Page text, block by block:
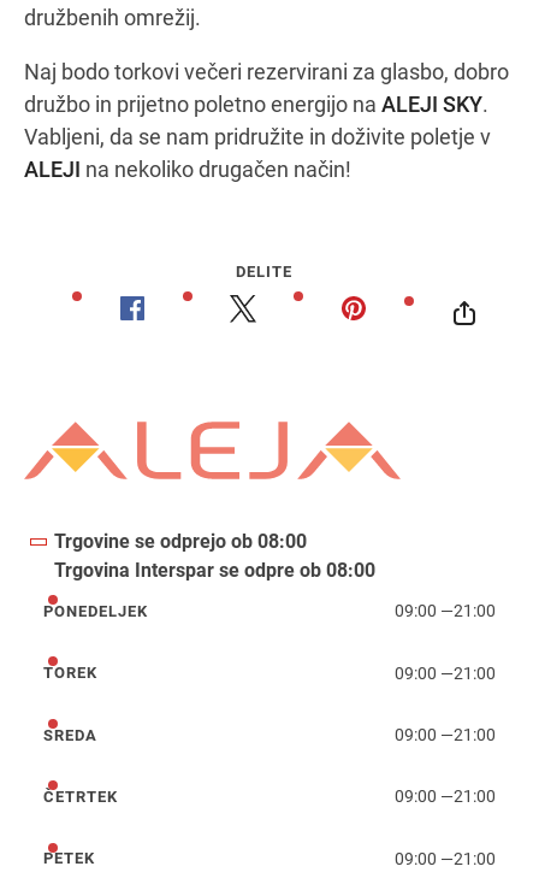
družbenih omrežij.
Naj bodo torkovi večeri rezervirani za glasbo, dobro
družbo in prijetno poletno energijo na ALEJI SKY.
Vabljeni, da se nam pridružite in doživite poletje v
ALEJI na nekoliko drugačen način!
DELITE
Trgovine se odprejo ob 08:00
Trgovina Interspar se odpre ob 08:00
ponedeljek
PONEDELJEK 09:00 —21:00
torek
TOREK 09:00 —21:00
sreda
SREDA 09:00 —21:00
četrtek
ČETRTEK 09:00 —21:00
petek
PETEK 09:00 —21:00